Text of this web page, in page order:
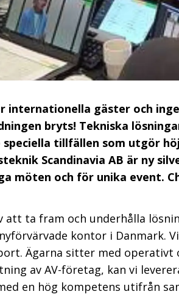
internationella gäster och
bryts! Tekniska
tillfällen som utgör
Scandinavia AB är ny
möten och för unika event.
att ta fram och underhålla
kontor i Danmark.
Ägarna sitter med operativt
av AV-företag, kan vi
en hög kompetens utifrån